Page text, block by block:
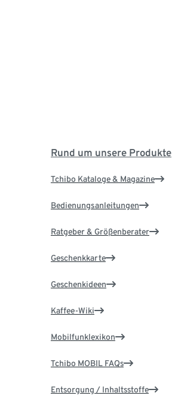
Rund um unsere Produkte
Tchibo Kataloge & Magazine
Bedienungsanleitungen
Ratgeber & Größenberater
Geschenkkarte
Geschenkideen
Kaffee-Wiki
Mobilfunklexikon
Tchibo MOBIL FAQs
Entsorgung / Inhaltsstoffe